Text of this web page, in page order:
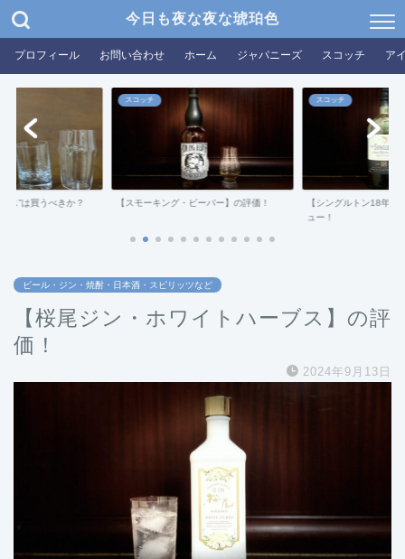
今日も夜な夜な琥珀色
プロフィール お問い合わせ ホーム ジャパニーズ スコッチ ア
ス”は買うべきか？
スコッチ
【スモーキング・ビーバー】の評価！
スコッチ
【シングルトン18年ダ
ュー！
ビール・ジン・焼酎・日本酒・スピリッツなど
【桜尾ジン・ホワイトハーブス】の評
価！
2024年9月13日